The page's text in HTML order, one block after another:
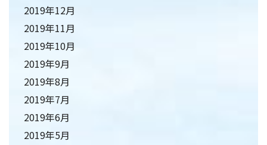
2019年12月
2019年11月
2019年10月
2019年9月
2019年8月
2019年7月
2019年6月
2019年5月